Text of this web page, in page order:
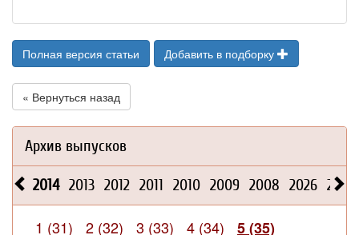
Полная версия статьи Добавить в подборку
« Вернуться назад
Архив выпусков
2014 2013 2012 2011 2010 2009 2008 2026 2025
1 (31) 2 (32) 3 (33) 4 (34) 5 (35)